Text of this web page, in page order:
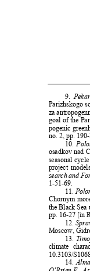
9.
Parizhskogo
za
goal of the
pogenic
no. 2, pp.
10.
osadkov nad
seasonal
project
search and
1-51-69.
11.
Chornym
the Black
pp. 16-27 [in
12.
Moscow,
13.
climate
10.3103/
14.